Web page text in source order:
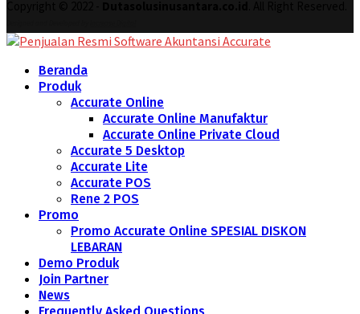
Beranda
Produk
Accurate Online
Accurate Online Manufaktur
Accurate Online Private Cloud
Accurate 5 Desktop
Accurate Lite
Accurate POS
Rene 2 POS
Promo
Promo Accurate Online SPESIAL DISKON
LEBARAN
Demo Produk
Join Partner
News